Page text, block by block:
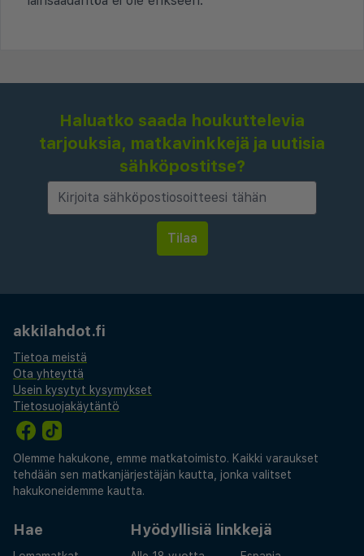
Haluatko saada houkuttelevia
tarjouksia, matkavinkkejä ja uutisia
sähköpostitse?
akkilahdot.fi
Tietoa meistä
Ota yhteyttä
Usein kysytyt kysymykset
Tietosuojakäytäntö
Olemme hakukone, emme matkatoimisto. Kaikki varaukset
tehdään sen matkanjärjestäjän kautta, jonka valitset
hakukoneidemme kautta.
Hae Hyödyllisiä linkkejä